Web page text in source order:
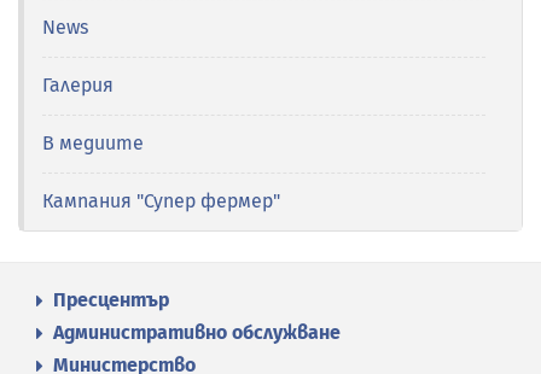
News
Галерия
В медиите
Кампания "Супер фермер"
Пресцентър
Административно обслужване
Министерство